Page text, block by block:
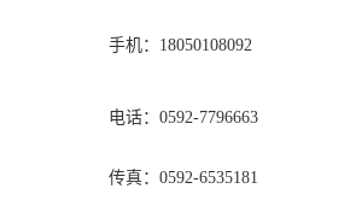
手机：18050108092
电话：0592-7796663
传真：0592-6535181